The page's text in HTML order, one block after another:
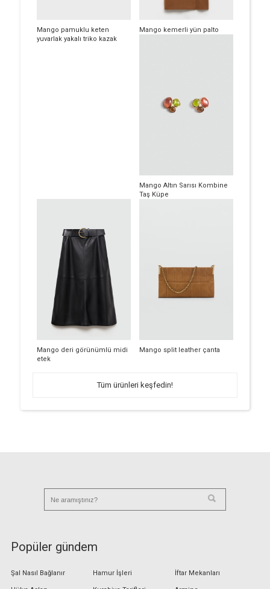
Mango pamuklu keten
yuvarlak yakalı triko kazak
Mango kemerli yün palto
Mango Altın Sarısı Kombine
Taş Küpe
Mango deri görünümlü midi
etek
Mango split leather çanta
Tüm ürünleri keşfedin!
Popüler gündem
Şal Nasıl Bağlanır Hamur İşleri İftar Mekanları